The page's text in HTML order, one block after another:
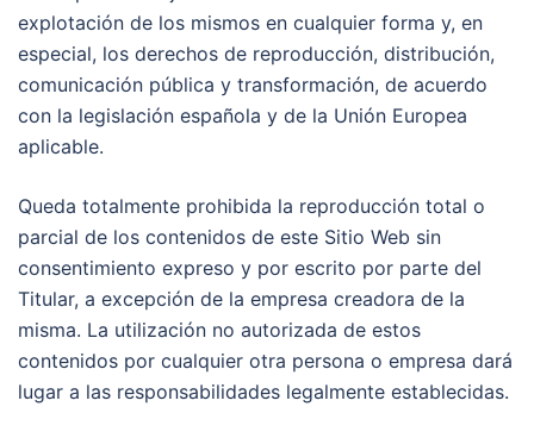
explotación de los mismos en cualquier forma y, en
especial, los derechos de reproducción, distribución,
comunicación pública y transformación, de acuerdo
con la legislación española y de la Unión Europea
aplicable.
Queda totalmente prohibida la reproducción total o
parcial de los contenidos de este Sitio Web sin
consentimiento expreso y por escrito por parte del
Titular, a excepción de la empresa creadora de la
misma. La utilización no autorizada de estos
contenidos por cualquier otra persona o empresa dará
lugar a las responsabilidades legalmente establecidas.